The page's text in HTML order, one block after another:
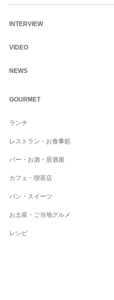
INTERVIEW
VIDEO
NEWS
GOURMET
ランチ
レストラン・お食事処
バー・お酒・居酒屋
カフェ・喫茶店
パン・スイーツ
お土産・ご当地グルメ
レシピ